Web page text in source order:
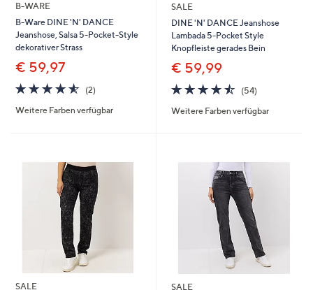
B-WARE
B-Ware DINE 'N' DANCE
Jeanshose, Salsa 5-Pocket-Style
dekorativer Strass
€ 59,97
4.5
von
5
(2)2
Weitere Farben verfügbar
SALE
DINE 'N' DANCE Jeanshose
Lambada 5-Pocket Style
Knopfleiste gerades Bein
€ 59,99
4.4
von
5
(54)54
Weitere Farben verfügbar
SALE
SALE